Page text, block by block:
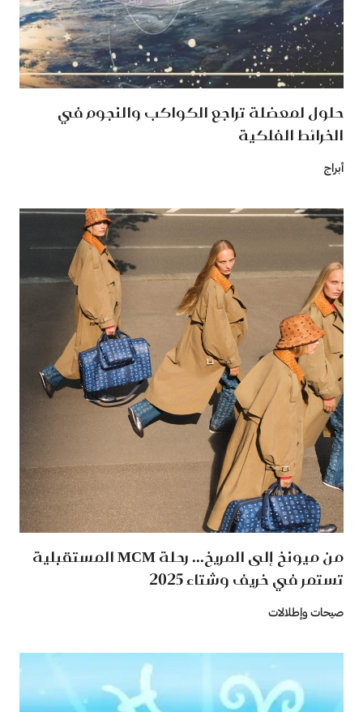
حلول لمعضلة تراجع الكواكب والنجوم في
الخرائط الفلكية
أبراج
من ميونخ إلى المريخ... رحلة MCM المستقبلية
تستمر في خريف وشتاء 2025
صيحات وإطلالات